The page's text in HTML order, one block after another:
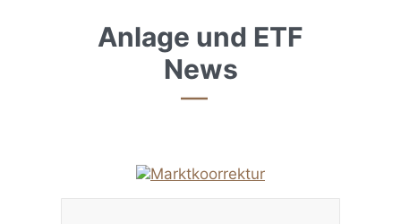
Anlage und ETF
News